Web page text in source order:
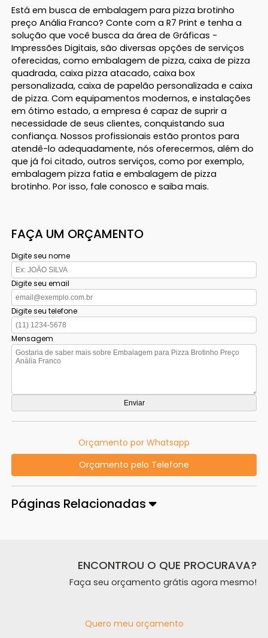
Está em busca de embalagem para pizza brotinho
preço Anália Franco? Conte com a R7 Print e tenha a
solução que você busca da área de Gráficas -
Impressões Digitais, são diversas opções de serviços
oferecidas, como embalagem de pizza, caixa de pizza
quadrada, caixa pizza atacado, caixa box
personalizada, caixa de papelão personalizada e caixa
de pizza. Com equipamentos modernos, e instalações
em ótimo estado, a empresa é capaz de suprir a
necessidade de seus clientes, conquistando sua
confiança. Nossos profissionais estão prontos para
atendê-lo adequadamente, nós oferecermos, além do
que já foi citado, outros serviços, como por exemplo,
embalagem pizza fatia e embalagem de pizza
brotinho. Por isso, fale conosco e saiba mais.
FAÇA UM ORÇAMENTO
Digite seu nome
Digite seu email
Digite seu telefone
Mensagem
Orçamento por Whatsapp
Orçamento pelo Telefone
Páginas Relacionadas
ENCONTROU O QUE PROCURAVA?
Faça seu orçamento grátis agora mesmo!
Quero meu orçamento